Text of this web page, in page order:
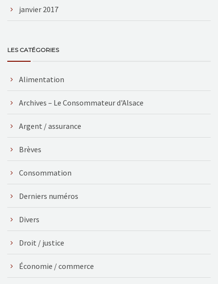
janvier 2017
LES CATÉGORIES
Alimentation
Archives – Le Consommateur d'Alsace
Argent / assurance
Brèves
Consommation
Derniers numéros
Divers
Droit / justice
Économie / commerce